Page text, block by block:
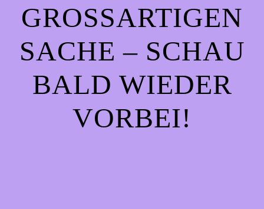
GROSSARTIGEN S
ACHE – SCHAU B
ALD WIEDER V
ORBEI!